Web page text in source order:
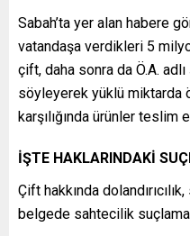
Sabah’ta yer alan habere
vatandaşa verdikleri 5
çift, daha sonra da Ö.A.
söyleyerek yüklü miktarda
karşılığında ürünler
İŞTE HAKLARINDAKİ
Çift hakkında
belgede sahtecilik